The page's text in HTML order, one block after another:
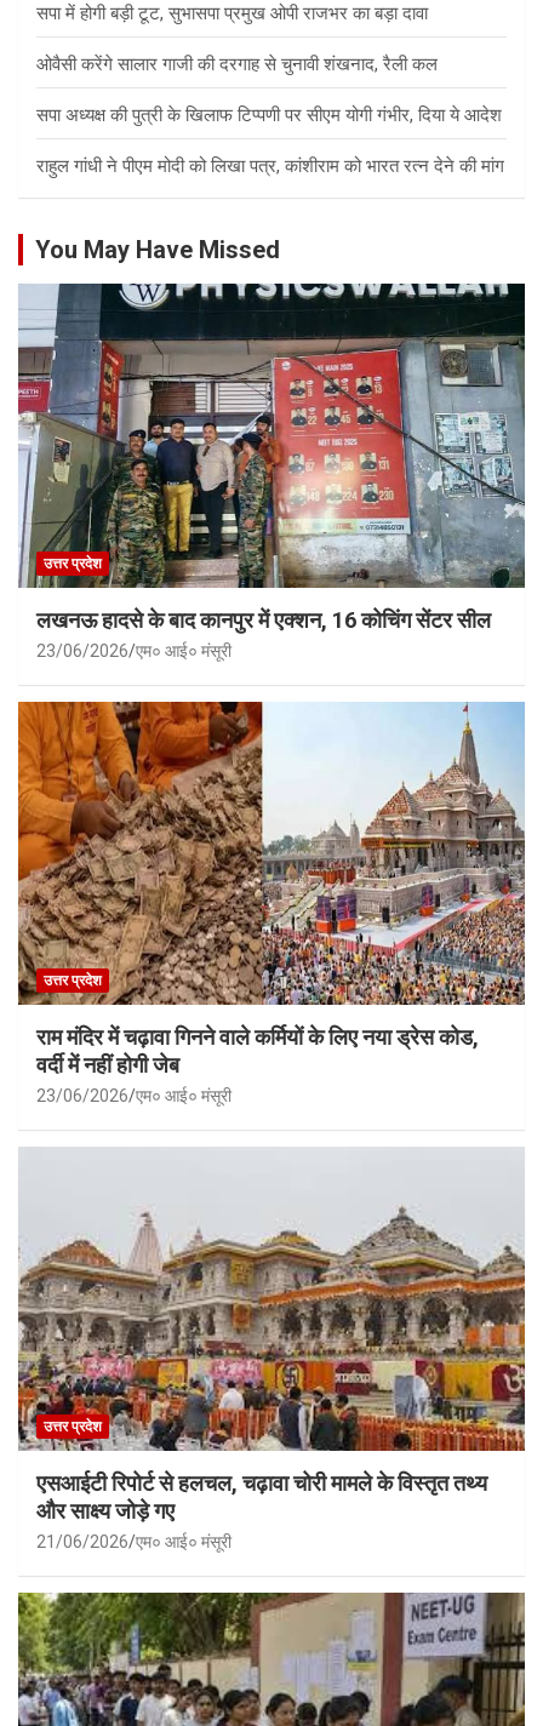
सपा में होगी बड़ी टूट, सुभासपा प्रमुख ओपी राजभर का बड़ा दावा
ओवैसी करेंगे सालार गाजी की दरगाह से चुनावी शंखनाद, रैली कल
सपा अध्यक्ष की पुत्री के खिलाफ टिप्पणी पर सीएम योगी गंभीर, दिया ये आदेश
राहुल गांधी ने पीएम मोदी को लिखा पत्र, कांशीराम को भारत रत्न देने की मांग
You May Have Missed
उत्तर प्रदेश
लखनऊ हादसे के बाद कानपुर में एक्शन, 16 कोचिंग सेंटर सील
23/06/2026 एम० आई० मंसूरी
उत्तर प्रदेश
राम मंदिर में चढ़ावा गिनने वाले कर्मियों के लिए नया ड्रेस कोड,
वर्दी में नहीं होगी जेब
23/06/2026 एम० आई० मंसूरी
उत्तर प्रदेश
एसआईटी रिपोर्ट से हलचल, चढ़ावा चोरी मामले के विस्तृत तथ्य
और साक्ष्य जोड़े गए
21/06/2026 एम० आई० मंसूरी